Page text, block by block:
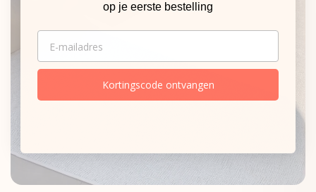
op je eerste bestelling
EMAIL
Kortingscode ontvangen